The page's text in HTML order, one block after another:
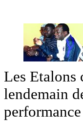
Les Etalons
lendemain